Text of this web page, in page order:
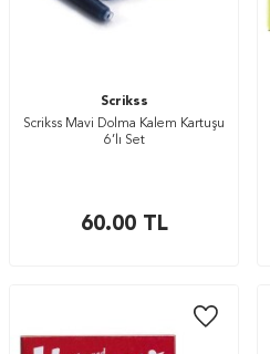
Scrikss
Scrikss Mavi Dolma Kalem Kartuşu
6’lı Set
60.00TL